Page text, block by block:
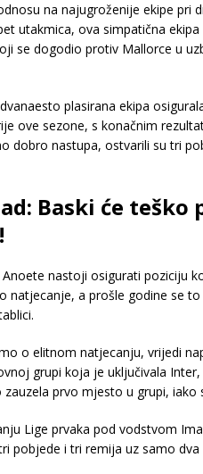
na najugroženije ekipe pri
utakmica, ova simpatična
se dogodio protiv Mallorce u
plasirana ekipa
ove sezone, s konačnim
dobro nastupa, ostvarili su tri
Baski će
nastoji osigurati poziciju
natjecanje, a prošle godine se
o elitnom natjecanju, vrijedi
grupi koja je uključivala
prvo mjesto u grupi,
Lige prvaka pod vodstvom
pobjede i tri remija uz samo